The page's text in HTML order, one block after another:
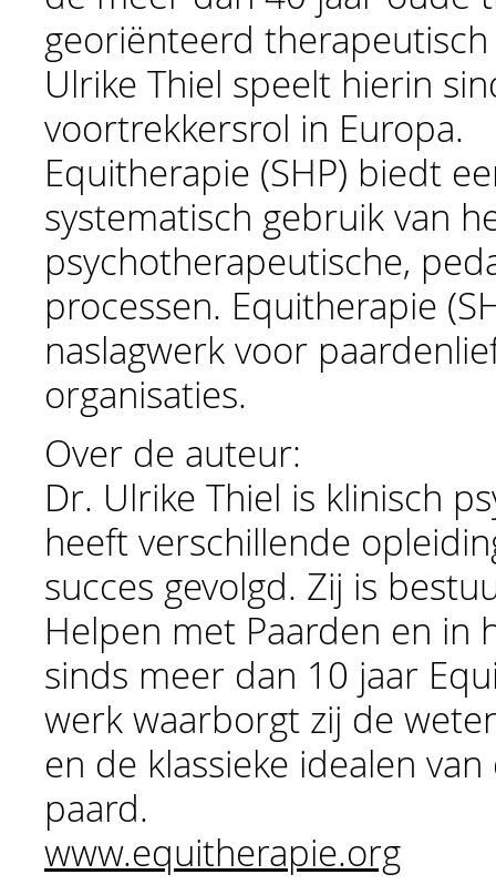
georiënteerd
Ulrike Thiel speelt hierin
voortrekkersrol in Europa.
Equitherapie (SHP) biedt
systematisch gebruik van
psychotherapeutische,
processen. Equitherapie
naslagwerk voor
organisaties.
Over de auteur:
Dr. Ulrike Thiel is klinisch
heeft verschillende
succes gevolgd. Zij is
Helpen met Paarden en in
sinds meer dan 10 jaar
werk waarborgt zij de
en de klassieke idealen
paard.
www.equitherapie.org